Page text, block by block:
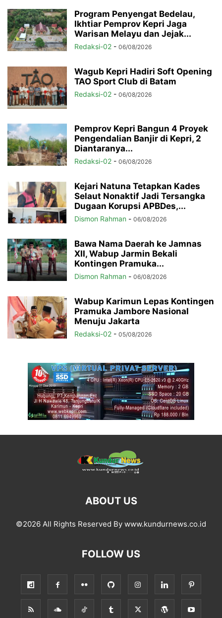
Program Penyengat Bedelau,
Ikhtiar Pemprov Kepri Jaga
Warisan Melayu dan Jejak...
Redaksi-02 - 06/08/2026
Wagub Kepri Hadiri Soft Opening
TAO Sport Club di Batam
Redaksi-02 - 06/08/2026
Pemprov Kepri Bangun 4 Proyek
Pengendalian Banjir di Kepri, 2
Diantaranya...
Redaksi-02 - 06/08/2026
Kejari Natuna Tetapkan Kades
Selaut Nonaktif Jadi Tersangka
Dugaan Korupsi APBDes,...
Dismon Rahman - 06/08/2026
Bawa Nama Daerah ke Jamnas
XII, Wabup Jarmin Bekali
Kontingen Pramuka...
Dismon Rahman - 06/08/2026
Wabup Karimun Lepas Kontingen
Pramuka Jambore Nasional
Menuju Jakarta
Redaksi-02 - 05/08/2026
ABOUT US
©2026 All Rights Reserved By www.kundurnews.co.id
FOLLOW US